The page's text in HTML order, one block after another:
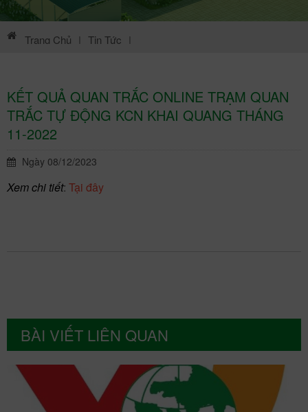
Trang Chủ | Tin Tức |
KẾT QUẢ QUAN TRẮC ONLINE TRẠM QUAN
TRẮC TỰ ĐỘNG KCN KHAI QUANG THÁNG
11-2022
Ngày 08/12/2023
Xem chi tiết: Tại đây
BÀI VIẾT LIÊN QUAN